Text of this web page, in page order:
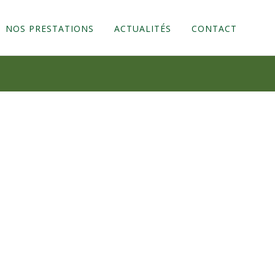
NOS PRESTATIONS
ACTUALITÉS CONTACT